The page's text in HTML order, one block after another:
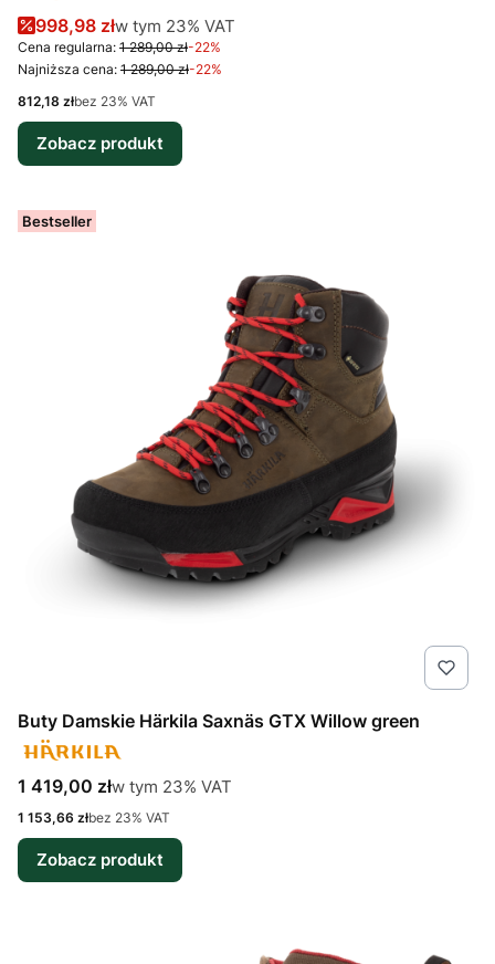
Cena promocyjna brutto
998,98 złw tym %s VAT
w tym 23% VAT
Cena regularna: 1 289,00 zł-22%
Najniższa cena: 1 289,00 zł-22%
Cena netto
812,18 złbez 23% VAT
Zobacz produkt
Bestseller
Buty Damskie Härkila Saxnäs GTX Willow green
Cena brutto
1 419,00 złw tym %s VAT
w tym 23% VAT
Cena netto
1 153,66 złbez 23% VAT
Zobacz produkt